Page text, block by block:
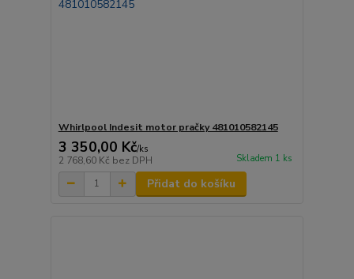
Whirlpool Indesit motor pračky 481010582145
3 350,00 Kč/ks
2 768,60 Kč bez DPH Skladem 1 ks
Přidat do košíku